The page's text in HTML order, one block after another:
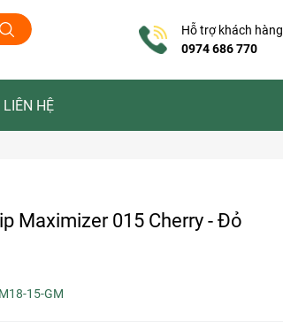
Hỗ trợ khách hàng
0974 686 770
LIÊN HỆ
Maximizer 015 Cherry - Đỏ
15-GM